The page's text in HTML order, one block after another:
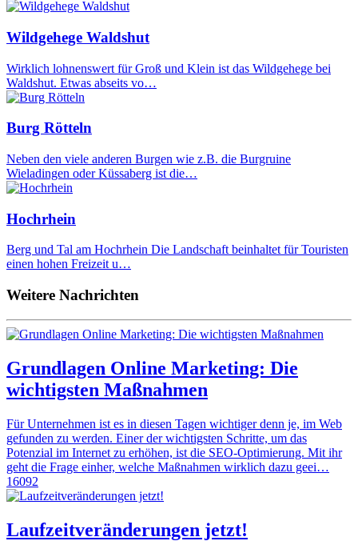
Wildgehege Waldshut
Wirklich lohnenswert für Groß und Klein ist das Wildgehege bei
Waldshut. Etwas abseits vo…
Burg Rötteln
Neben den viele anderen Burgen wie z.B. die Burgruine
Wieladingen oder Küssaberg ist die…
Hochrhein
Berg und Tal am Hochrhein Die Landschaft beinhaltet für Touristen
einen hohen Freizeit u…
Weitere Nachrichten
Grundlagen Online Marketing: Die
wichtigsten Maßnahmen
Für Unternehmen ist es in diesen Tagen wichtiger denn je, im Web
gefunden zu werden. Einer der wichtigsten Schritte, um das
Potenzial im Internet zu erhöhen, ist die SEO-Optimierung. Mit ihr
geht die Frage einher, welche Maßnahmen wirklich dazu geei…
16092
Laufzeitveränderungen jetzt!